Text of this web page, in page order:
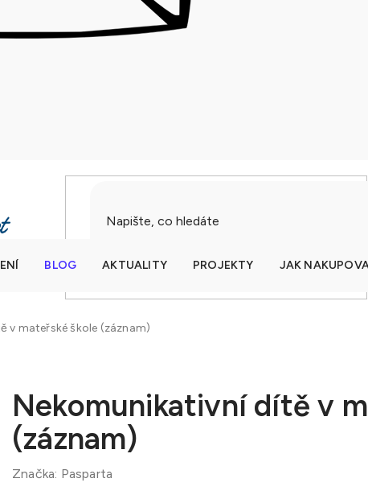
BLOG AKTUALITY PROJEKTY JAK
v mateřské škole (záznam)
Nekomunikativní dítě v
(záznam)
Značka: Pasparta